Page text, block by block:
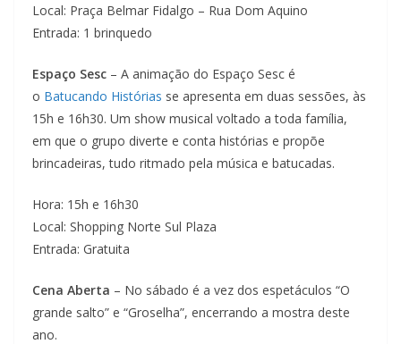
Local: Praça Belmar Fidalgo – Rua Dom Aquino
Entrada: 1 brinquedo
Espaço Sesc – A animação do Espaço Sesc é
o Batucando Histórias se apresenta em duas sessões, às
15h e 16h30. Um show musical voltado a toda família,
em que o grupo diverte e conta histórias e propõe
brincadeiras, tudo ritmado pela música e batucadas.
Hora: 15h e 16h30
Local: Shopping Norte Sul Plaza
Entrada: Gratuita
Cena Aberta – No sábado é a vez dos espetáculos “O
grande salto” e “Groselha”, encerrando a mostra deste
ano.